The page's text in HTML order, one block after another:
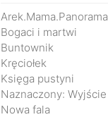
Arek.Mama.Panorama
Bogaci i martwi
Buntownik
Kręciołek
Księga pustyni
Nowa fala